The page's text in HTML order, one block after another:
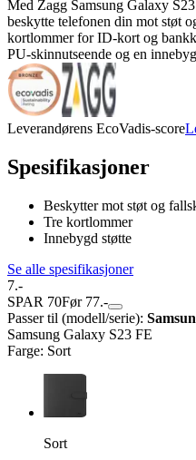
Med Zagg Samsung Galaxy
beskytte telefonen din mot støt
kortlommer for ID-kort og
PU-skinnutseende og en
Leverandørens EcoVadis-score
Spesifikasjoner
Beskytter mot støt og
Tre kortlommer
Innebygd støtte
Se alle spesifikasjoner
7.-
SPAR 70Før 77.-
Passer til (modell/serie):
Samsung Galaxy S23 FE
Farge: Sort
Sort